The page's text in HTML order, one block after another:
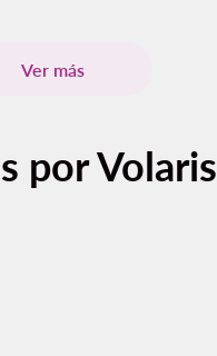
Ver más
por Volaris